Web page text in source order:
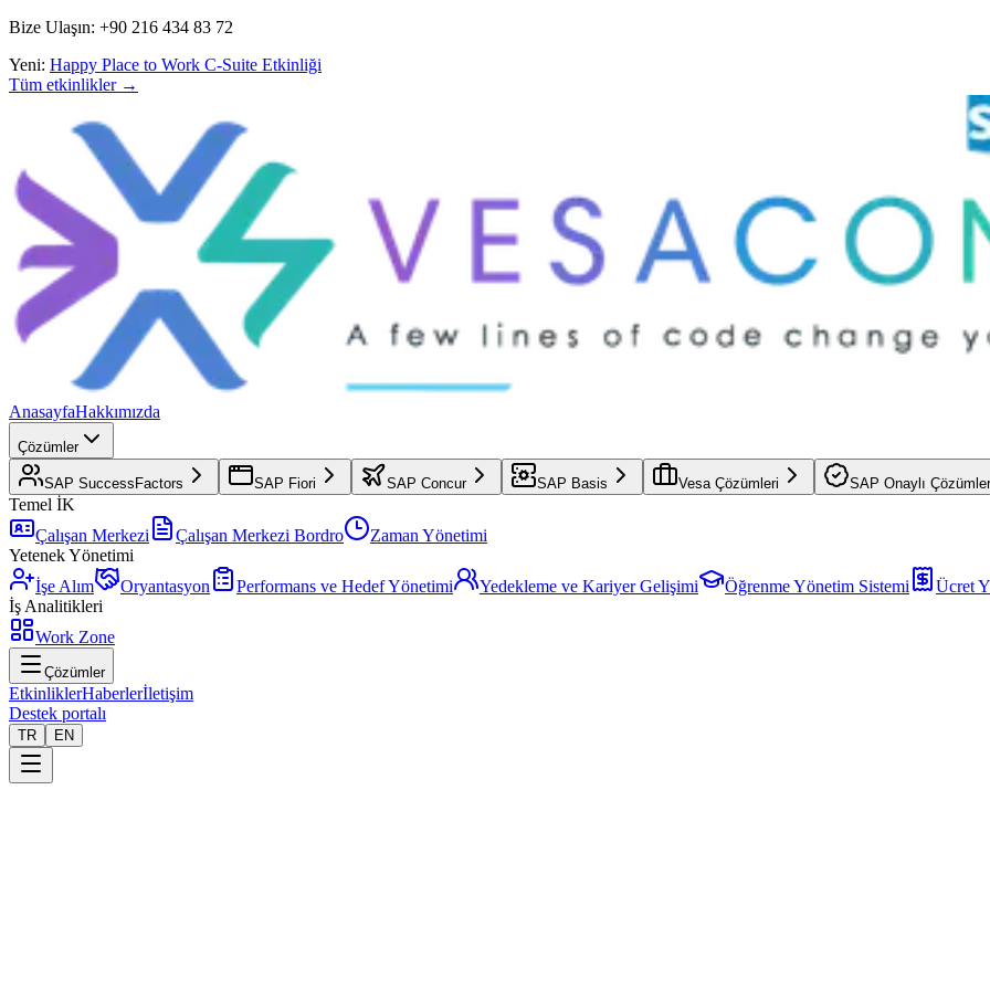
Bize Ulaşın: +90 216 434 83 72
Yeni: Happy Place to Work C-Suite Etkinliği
Tüm etkinlikler →
AnasayfaHakkımızda
Çözümler
SAP SuccessFactors SAP Fiori SAP Concur SAP Basis Vesa Çözümleri SAP Onaylı Çözümler
Temel İK
Çalışan Merkezi
Çalışan Merkezi Bordro
Zaman Yönetimi
Yetenek Yönetimi
İşe Alım
Oryantasyon Performans ve Hedef Yönetimi Yedekleme ve Kariyer Gelişimi Öğrenme Yönetim Sistemi
Ücret
İş Analitikleri
Work Zone
Çözümler
EtkinliklerHaberlerİletişim
Destek portalı
TR EN